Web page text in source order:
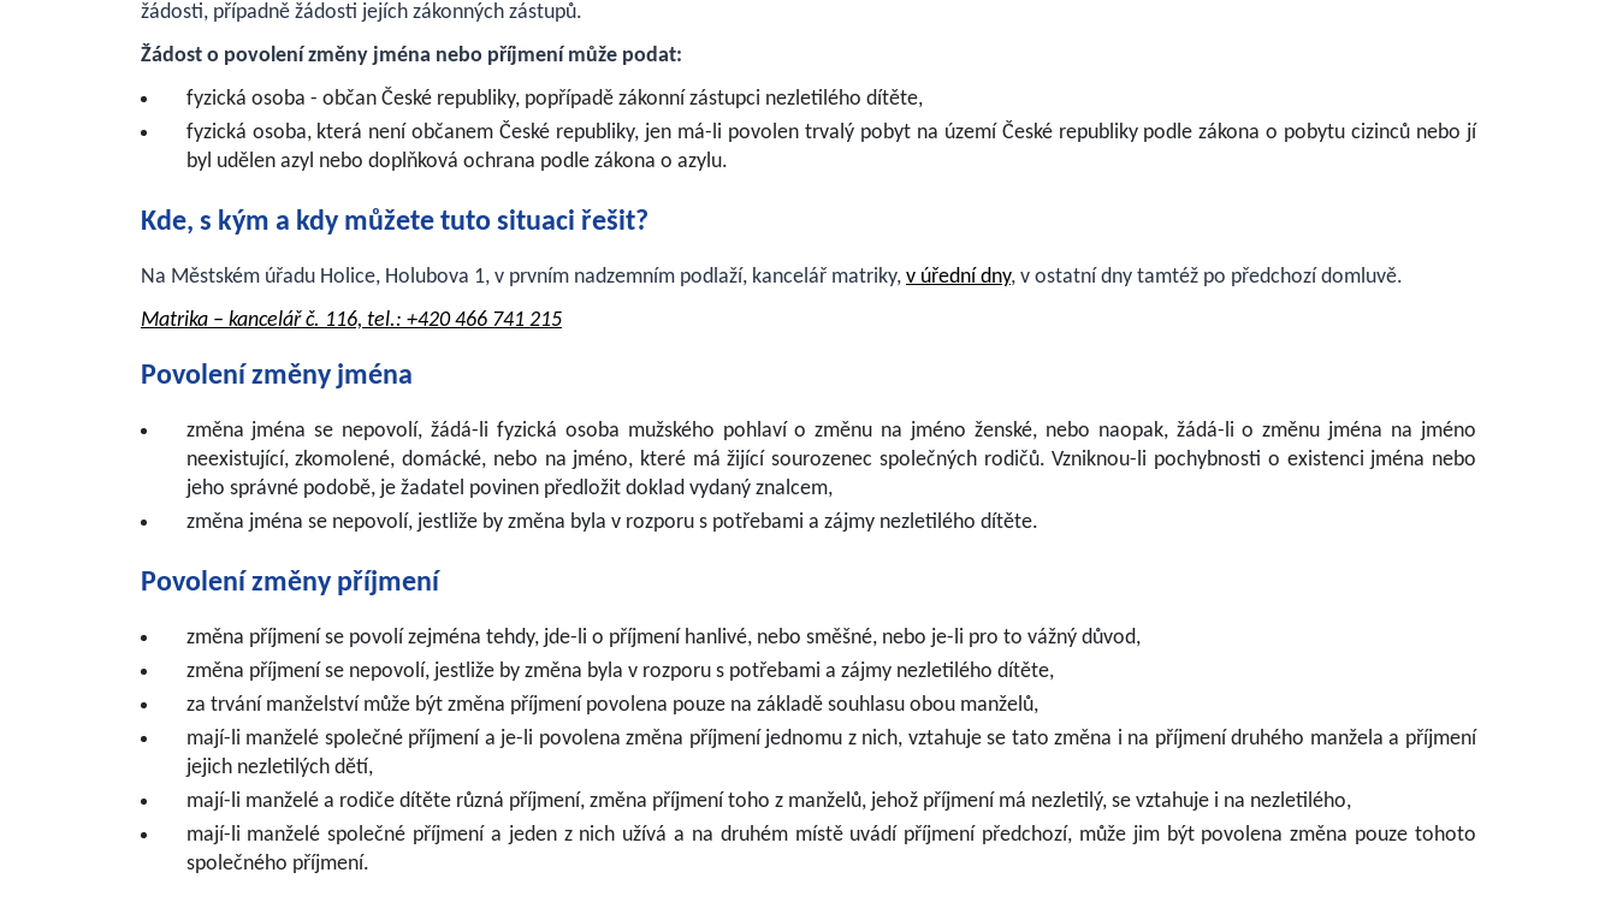
žádosti, případně žádosti jejích zákonných zástupů.
Žádost o povolení změny jména nebo příjmení může podat:
fyzická osoba - občan České republiky, popřípadě zákonní zástupci nezletilého dítěte,
fyzická osoba, která není občanem České republiky, jen má-li povolen trvalý pobyt na území České republiky podle zákona o pobytu cizinců nebo jí
byl udělen azyl nebo doplňková ochrana podle zákona o azylu.
Kde, s kým a kdy můžete tuto situaci řešit?
Na Městském úřadu Holice, Holubova 1, v prvním nadzemním podlaží, kancelář matriky, v úřední dny, v ostatní dny tamtéž po předchozí domluvě.
Matrika – kancelář č. 116, tel.: +420 466 741 215
Povolení změny jména
změna jména se nepovolí, žádá-li fyzická osoba mužského pohlaví o změnu na jméno ženské, nebo naopak, žádá-li o změnu jména na jméno
neexistující, zkomolené, domácké, nebo na jméno, které má žijící sourozenec společných rodičů. Vzniknou-li pochybnosti o existenci jména nebo
jeho správné podobě, je žadatel povinen předložit doklad vydaný znalcem,
změna jména se nepovolí, jestliže by změna byla v rozporu s potřebami a zájmy nezletilého dítěte.
Povolení změny příjmení
změna příjmení se povolí zejména tehdy, jde-li o příjmení hanlivé, nebo směšné, nebo je-li pro to vážný důvod,
změna příjmení se nepovolí, jestliže by změna byla v rozporu s potřebami a zájmy nezletilého dítěte,
za trvání manželství může být změna příjmení povolena pouze na základě souhlasu obou manželů,
mají-li manželé společné příjmení a je-li povolena změna příjmení jednomu z nich, vztahuje se tato změna i na příjmení druhého manžela a příjmení
jejich nezletilých dětí,
mají-li manželé a rodiče dítěte různá příjmení, změna příjmení toho z manželů, jehož příjmení má nezletilý, se vztahuje i na nezletilého,
mají-li manželé společné příjmení a jeden z nich užívá a na druhém místě uvádí příjmení předchozí, může jim být povolena změna pouze tohoto
společného příjmení.